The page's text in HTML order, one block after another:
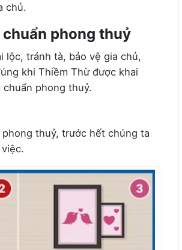
chủ.
phong thuỷ
lộc, tránh tà, bảo vệ gia chủ,
khi Thiềm Thừ được khai
phong thuỷ.
thuỷ, trước hết chúng ta